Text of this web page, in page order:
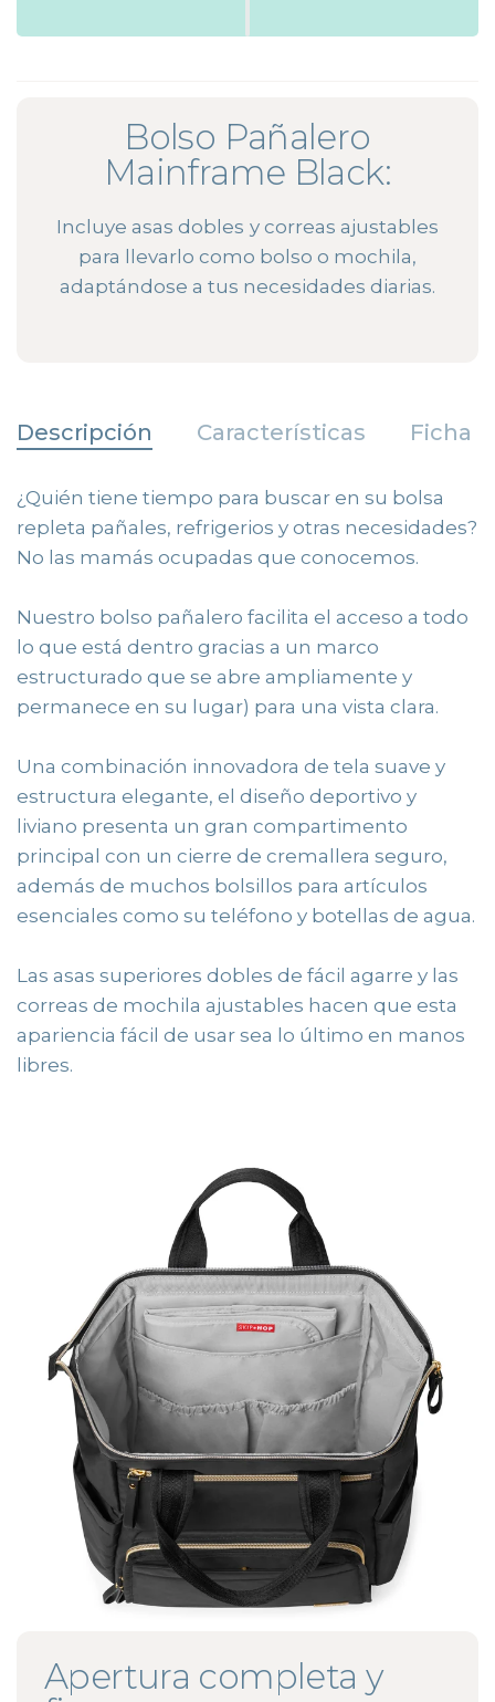
Bolso Pañalero
Mainframe Black:
Incluye asas dobles y correas ajustables
para llevarlo como bolso o mochila,
adaptándose a tus necesidades diarias.
Descripción Características Ficha
¿Quién tiene tiempo para buscar en su bolsa
repleta pañales, refrigerios y otras necesidades?
No las mamás ocupadas que conocemos.
Nuestro bolso pañalero facilita el acceso a todo
lo que está dentro gracias a un marco
estructurado que se abre ampliamente y
permanece en su lugar) para una vista clara.
Una combinación innovadora de tela suave y
estructura elegante, el diseño deportivo y
liviano presenta un gran compartimento
principal con un cierre de cremallera seguro,
además de muchos bolsillos para artículos
esenciales como su teléfono y botellas de agua.
Las asas superiores dobles de fácil agarre y las
correas de mochila ajustables hacen que esta
apariencia fácil de usar sea lo último en manos
libres.
Apertura completa y